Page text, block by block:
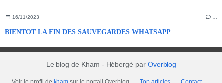
16/11/2023 …
BIENTOT LA FIN DES SAUVEGARDES WHATSAPP
Le blog de Kham - Hébergé par Overblog